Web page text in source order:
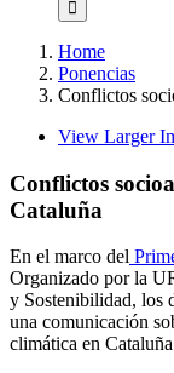
Home
Ponencias
Conflictos
View Larger
Conflictos
Cataluña
En el marco del
Organizado por la
y Sostenibilidad, los
una comunicación
climática en